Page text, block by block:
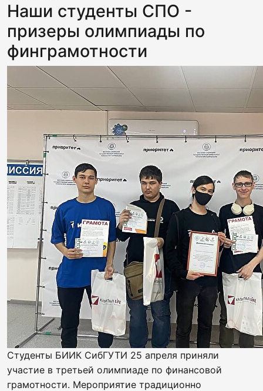
Наши студенты СПО -
призеры олимпиады по
финграмотности
Студенты БИИК СибГУТИ 25 апреля приняли
участие в третьей олимпиаде по финансовой
грамотности. Мероприятие традиционно